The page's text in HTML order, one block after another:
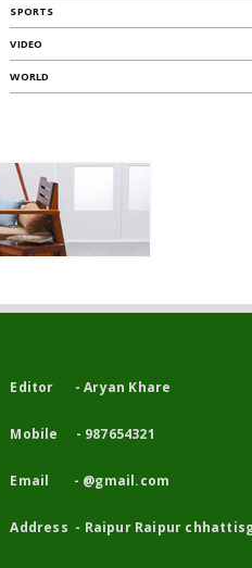
SPORTS
VIDEO
WORLD
Editor - Aryan Khare
Mobile - 987654321
Email - @gmail.com
Address - Raipur Raipur